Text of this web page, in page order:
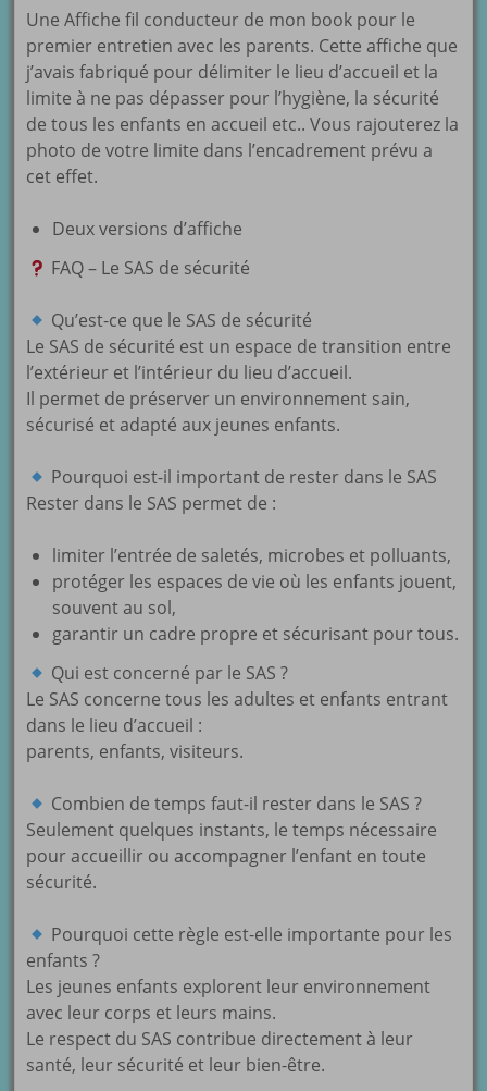
Une Affiche fil conducteur de mon book pour le
premier entretien avec les parents. Cette affiche que
j’avais fabriqué pour délimiter le lieu d’accueil et la
limite à ne pas dépasser pour l’hygiène, la sécurité
de tous les enfants en accueil etc.. Vous rajouterez la
photo de votre limite dans l’encadrement prévu a
cet effet.
Deux versions d’affiche
FAQ – Le SAS de sécurité
Qu’est-ce que le SAS de sécurité
Le SAS de sécurité est un espace de transition entre
l’extérieur et l’intérieur du lieu d’accueil.
Il permet de préserver un environnement sain,
sécurisé et adapté aux jeunes enfants.
Pourquoi est-il important de rester dans le SAS
Rester dans le SAS permet de :
limiter l’entrée de saletés, microbes et polluants,
protéger les espaces de vie où les enfants jouent,
souvent au sol,
garantir un cadre propre et sécurisant pour tous.
Qui est concerné par le SAS ?
Le SAS concerne tous les adultes et enfants entrant
dans le lieu d’accueil :
parents, enfants, visiteurs.
Combien de temps faut-il rester dans le SAS ?
Seulement quelques instants, le temps nécessaire
pour accueillir ou accompagner l’enfant en toute
sécurité.
Pourquoi cette règle est-elle importante pour les
enfants ?
Les jeunes enfants explorent leur environnement
avec leur corps et leurs mains.
Le respect du SAS contribue directement à leur
santé, leur sécurité et leur bien-être.